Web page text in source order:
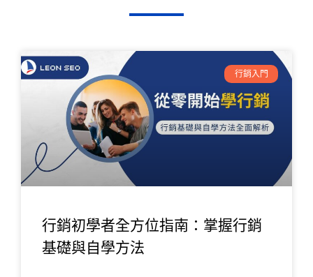
行銷入門
行銷初學者全方位指南：掌握行銷
基礎與自學方法